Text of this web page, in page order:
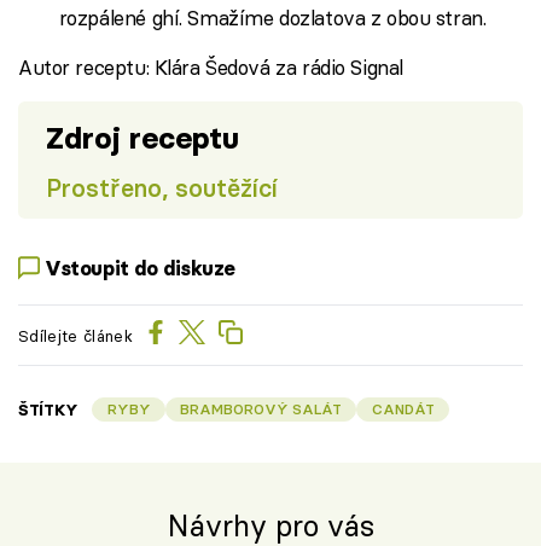
rozpálené ghí. Smažíme dozlatova z obou stran.
Autor receptu: Klára Šedová za rádio Signal
Zdroj receptu
Prostřeno, soutěžící
Vstoupit do diskuze
Sdílejte článek
ŠTÍTKY RYBY BRAMBOROVÝ SALÁT CANDÁT
Návrhy pro vás